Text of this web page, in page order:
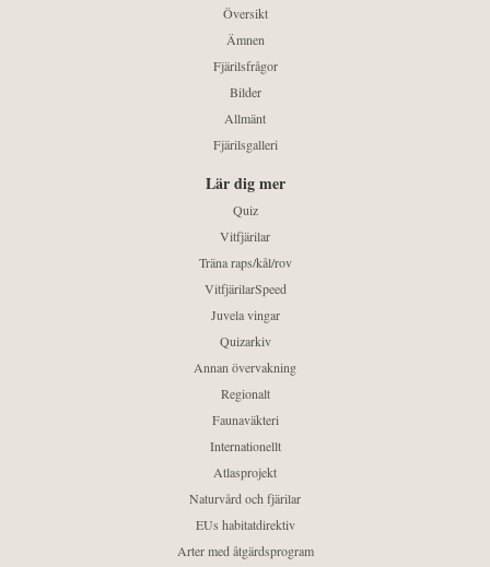
Översikt
Ämnen
Fjärilsfrågor
Bilder
Allmänt
Fjärilsgalleri
Lär dig mer
Quiz
Vitfjärilar
Träna raps/kål/rov
VitfjärilarSpeed
Juvela vingar
Quizarkiv
Annan övervakning
Regionalt
Faunaväkteri
Internationellt
Atlasprojekt
Naturvård och fjärilar
EUs habitatdirektiv
Arter med åtgärdsprogram